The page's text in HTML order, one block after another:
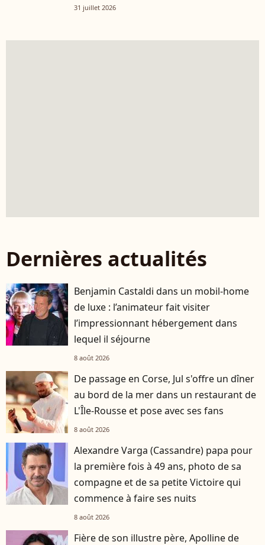
31 juillet 2026
Dernières actualités
Benjamin Castaldi dans un mobil-home
de luxe : l’animateur fait visiter
l’impressionnant hébergement dans
lequel il séjourne
8 août 2026
De passage en Corse, Jul s'offre un dîner
au bord de la mer dans un restaurant de
L'Île-Rousse et pose avec ses fans
8 août 2026
Alexandre Varga (Cassandre) papa pour
la première fois à 49 ans, photo de sa
compagne et de sa petite Victoire qui
commence à faire ses nuits
8 août 2026
Fière de son illustre père, Apolline de